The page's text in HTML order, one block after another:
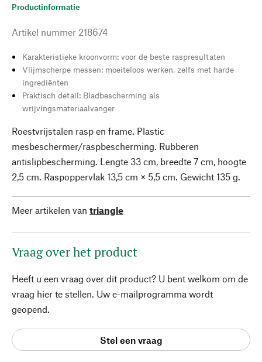
Productinformatie
Artikel nummer 218674
Karakteristieke kroonvorm: voor de beste raspresultaten
Vlijmscherpe messen: moeiteloos werken, zelfs met harde
ingrediënten
Praktisch detail: Bladbescherming als
wrijvingsmateriaalvanger
Roestvrijstalen rasp en frame. Plastic
mesbeschermer/raspbescherming. Rubberen
antislipbescherming. Lengte 33 cm, breedte 7 cm, hoogte
2,5 cm. Raspoppervlak 13,5 cm × 5,5 cm. Gewicht 135 g.
Meer artikelen van triangle
Vraag over het product
Heeft u een vraag over dit product? U bent welkom om de
vraag hier te stellen. Uw e-mailprogramma wordt
geopend.
Stel een vraag